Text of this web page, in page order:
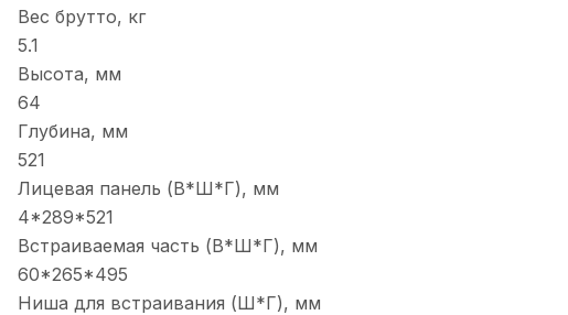
Вес брутто, кг
5.1
Высота, мм
64
Глубина, мм
521
Лицевая панель (В*Ш*Г), мм
4*289*521
Встраиваемая часть (В*Ш*Г), мм
60*265*495
Ниша для встраивания (Ш*Г), мм